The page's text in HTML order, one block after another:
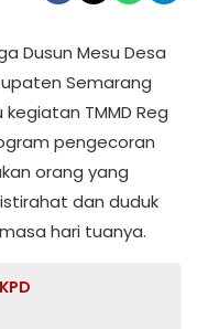
Dusun Mesu Desa
Semarang
TMMD Reg
pengecoran
orang yang
dan duduk
hari tuanya.